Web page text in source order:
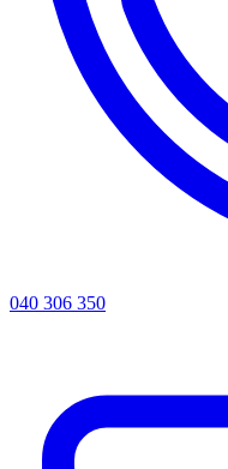
040 306 350